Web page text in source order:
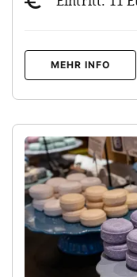
MEHR INFO